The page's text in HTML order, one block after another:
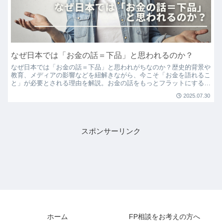
なぜ日本では「お金の話＝下品」と思われるのか？
なぜ日本では「お金の話＝下品」と思われがちなのか？歴史的背景や
教育、メディアの影響などを紐解きながら、今こそ「お金を語れるこ
と」が必要とされる理由を解説。お金の話をもっとフラットにするた
2025.07.30
スポンサーリンク
ホーム FP相談をお考えの方へ